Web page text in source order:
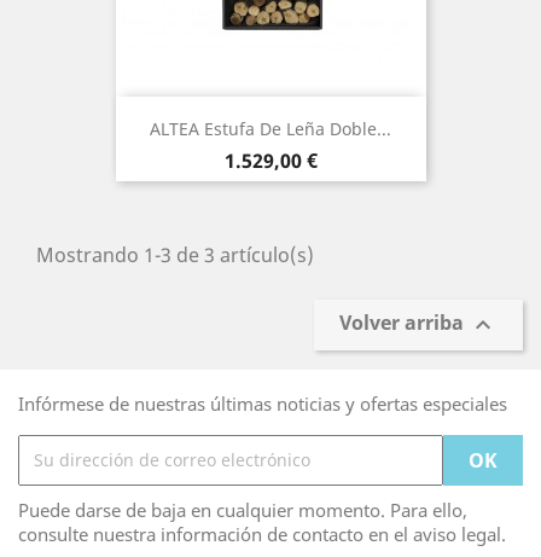
ALTEA Estufa De Leña Doble...
Precio
1.529,00 €
Mostrando 1-3 de 3 artículo(s)
Volver arriba 
Infórmese de nuestras últimas noticias y ofertas especiales
Puede darse de baja en cualquier momento. Para ello,
consulte nuestra información de contacto en el aviso legal.